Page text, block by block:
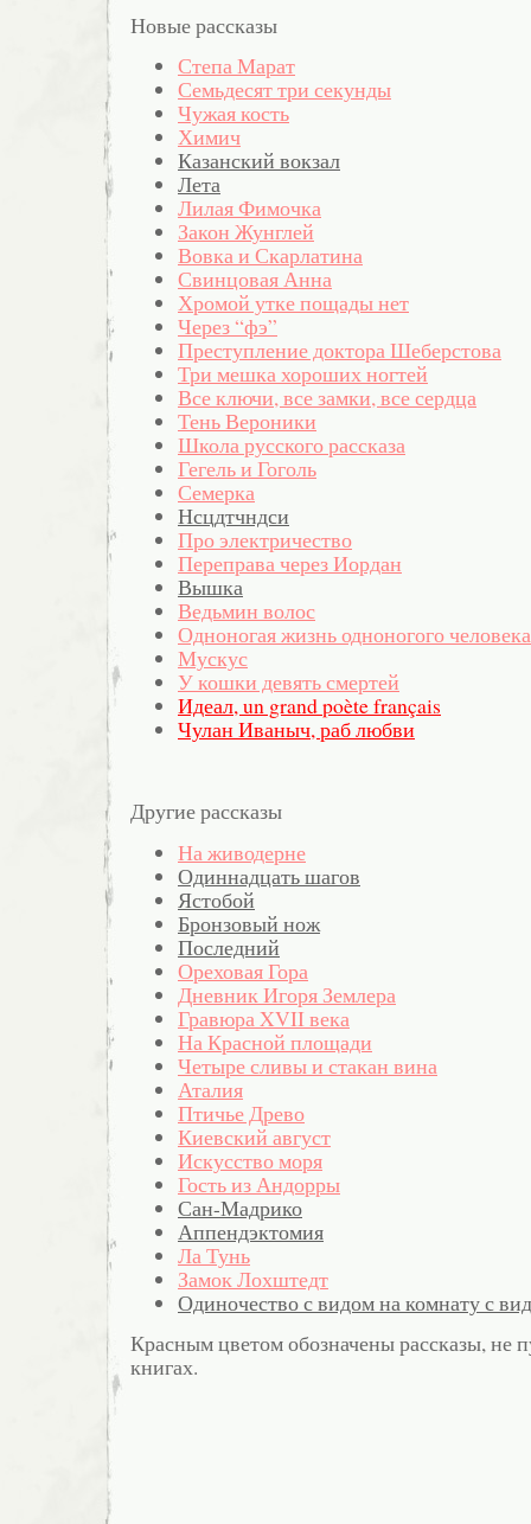
Новые рассказы
Степа Марат
Семьдесят три секунды
Чужая кость
Химич
Казанский вокзал
Лета
Лилая Фимочка
Закон Жунглей
Вовка и Скарлатина
Свинцовая Анна
Хромой утке пощады нет
Через “фэ”
Преступление доктора Шеберстова
Три мешка хороших ногтей
Все ключи, все замки, все сердца
Тень Вероники
Школа русского рассказа
Гегель и Гоголь
Семерка
Нсцдтчндси
Про электричество
Переправа через Иордан
Вышка
Ведьмин волос
Одноногая жизнь одноногого человека
Мускус
У кошки девять смертей
Идеал, un grand poète français
Чулан Иваныч, раб любви
Другие рассказы
На живодерне
Одиннадцать шагов
Ястобой
Бронзовый нож
Последний
Ореховая Гора
Дневник Игоря Землера
Гравюра XVII века
На Красной площади
Четыре сливы и стакан вина
Аталия
Птичье Древо
Киевский август
Искусство моря
Гость из Андорры
Сан-Мадрико
Аппендэктомия
Ла Тунь
Замок Лохштедт
Одиночество с видом на комнату с
Красным цветом обозначены рассказы, не
книгах.